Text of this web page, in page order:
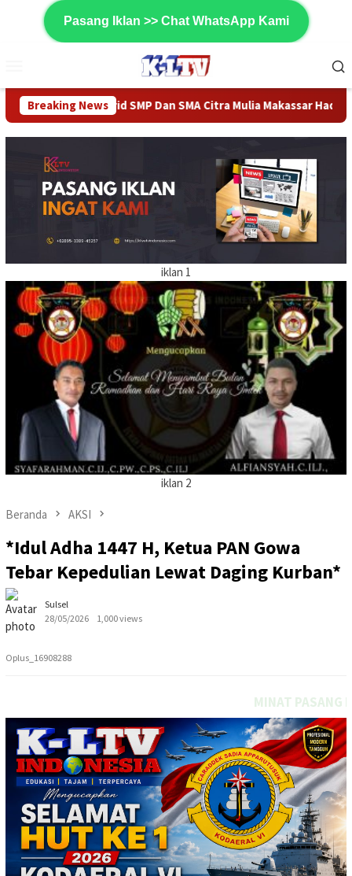
Pasang Iklan >> Chat WhatsApp Kami
Mobile
Breaking News
Dan SMA Citra Mulia Makassar Hadir Pembukaan Porseni
iklan 1
iklan 2
Beranda AKSI
*Idul Adha 1447 H, Ketua PAN Gowa
Tebar Kepedulian Lewat Daging Kurban*
Sulsel
28/05/2026
1,000 views
Oplus_16908288
MINAT PASANG IKLAN DITULISAN